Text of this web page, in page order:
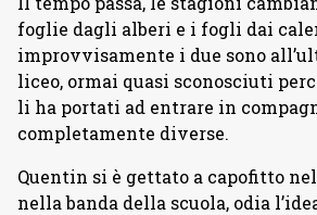
foglie dagli alberi e i fogli dai
improvvisamente i due sono
liceo, ormai quasi sconosciuti
li ha portati ad entrare in
completamente diverse.
Quentin si è gettato a capofitto
nella banda della scuola, odia